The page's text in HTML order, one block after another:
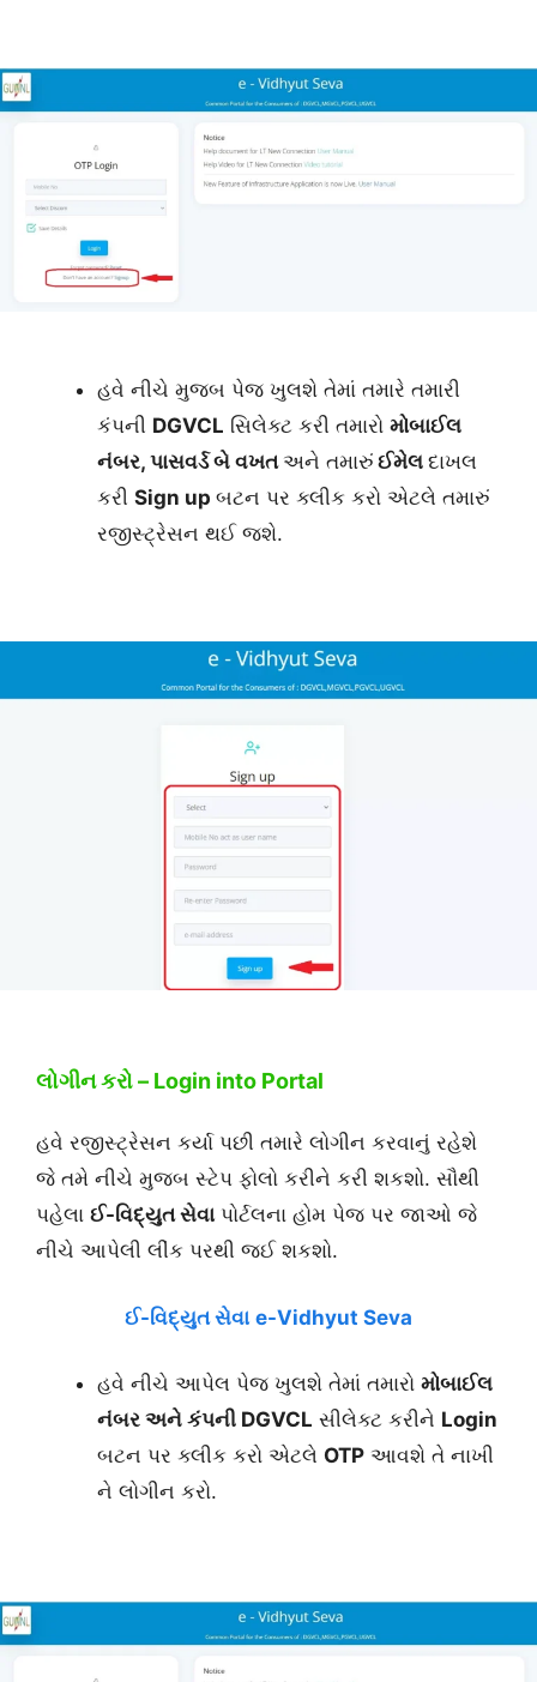
હવે નીચે મુજબ પેજ ખુલશે તેમાં તમારે તમારી
કંપની DGVCL સિલેક્ટ કરી તમારો મોબાઈલ
નંબર, પાસવર્ડ બે વખતઅને તમારું ઈમેલ દાખલ
કરી Sign up બટન પર ક્લીક કરો એટલે તમારું
રજીસ્ટ્રેસન થઈ જશે.
લોગીન કરો – Login into Portal
હવે રજીસ્ટ્રેસન કર્યા પછી તમારે લોગીન કરવાનું રહેશે
જે તમે નીચે મુજબ સ્ટેપ ફોલો કરીને કરી શકશો. સૌથી
પહેલા ઈ-વિદ્યુત સેવાપોર્ટલના હોમ પેજ પર જાઓ જે
નીચે આપેલી લીંક પરથી જઈ શકશો.
ઈ-વિદ્યુત સેવા e-Vidhyut Seva
હવે નીચે આપેલ પેજ ખુલશે તેમાં તમારો મોબાઈલ
નંબર અને કંપની DGVCL સીલેક્ટ કરીને Login
બટન પર ક્લીક કરો એટલે OTP આવશે તે નાખી
ને લોગીન કરો.